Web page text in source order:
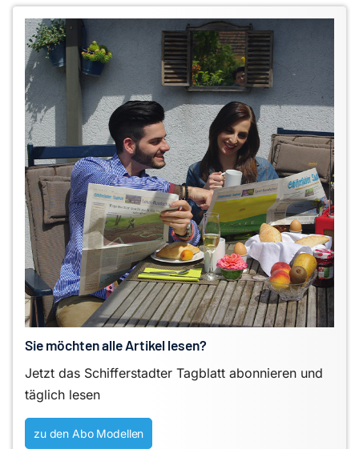
Sie möchten alle Artikel lesen?
Jetzt das Schifferstadter Tagblatt abonnieren und
täglich lesen
zu den Abo Modellen